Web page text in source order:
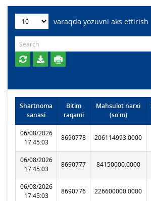
varaqda yozuvni aks ettirish
Shartnoma
sanasi
Bitim
raqami
Mahsulot narxi
(so'm)
06/08/2026
17:45:03
8690778 206114993.0000
06/08/2026
17:45:03
8690777 84150000.0000
06/08/2026
17:45:03
8690776 226600000.0000